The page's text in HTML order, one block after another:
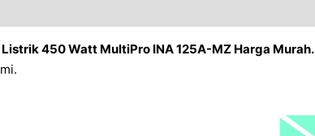
450 Watt MultiPro INA 125A-MZ Harga Murah.